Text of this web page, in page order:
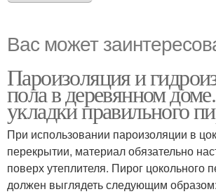
Вас может
Пароизоляция и
пола в деревянном
укладки правильного
При использовании пароизоляции в
перекрытии, материал обязательно
поверх утеплителя. Пирог цокольного
должен выглядеть следующим образом: